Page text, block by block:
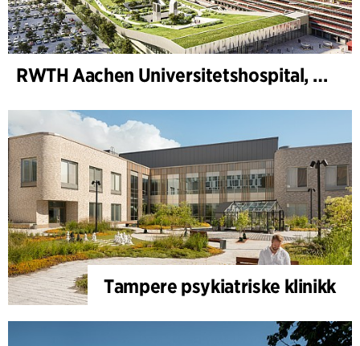
RWTH Aachen Universitetshospital, utvidelse
Tampere psykiatriske klinikk